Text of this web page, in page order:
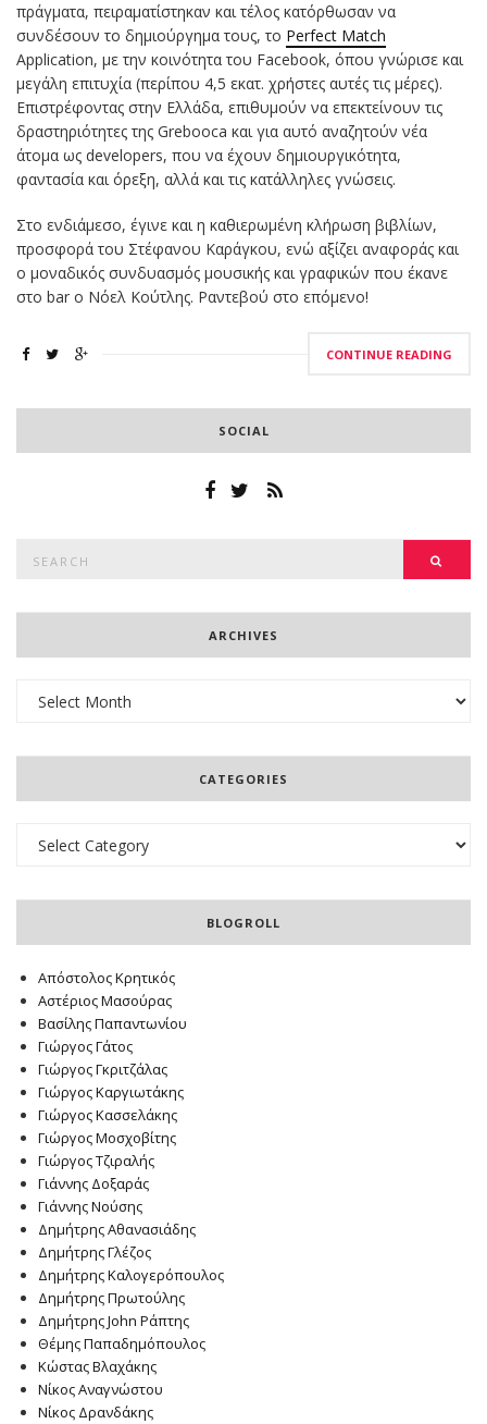
πράγματα, πειραματίστηκαν και τέλος κατόρθωσαν να
συνδέσουν το δημιούργημα τους, το Perfect Match
Application, με την κοινότητα του Facebook, όπου γνώρισε και
μεγάλη επιτυχία (περίπου 4,5 εκατ. χρήστες αυτές τις μέρες).
Επιστρέφοντας στην Ελλάδα, επιθυμούν να επεκτείνουν τις
δραστηριότητες της Grebooca και για αυτό αναζητούν νέα
άτομα ως developers, που να έχουν δημιουργικότητα,
φαντασία και όρεξη, αλλά και τις κατάλληλες γνώσεις.
Στο ενδιάμεσο, έγινε και η καθιερωμένη κλήρωση βιβλίων,
προσφορά του Στέφανου Καράγκου, ενώ αξίζει αναφοράς και
ο μοναδικός συνδυασμός μουσικής και γραφικών που έκανε
στο bar o Νόελ Κούτλης. Ραντεβού στο επόμενο!
CONTINUE READING
SOCIAL
for:
ARCHIVES
CATEGORIES
BLOGROLL
Απόστολος Κρητικός
Αστέριος Μασούρας
Βασίλης Παπαντωνίου
Γιώργος Γάτος
Γιώργος Γκριτζάλας
Γιώργος Καργιωτάκης
Γιώργος Κασσελάκης
Γιώργος Μοσχοβίτης
Γιώργος Τζιραλής
Γιάννης Δοξαράς
Γιάννης Νούσης
Δημήτρης Αθανασιάδης
Δημήτρης Γλέζος
Δημήτρης Καλογερόπουλος
Δημήτρης Πρωτούλης
Δημήτρης John Ράπτης
Θέμης Παπαδημόπουλος
Κώστας Βλαχάκης
Νίκος Αναγνώστου
Νίκος Δρανδάκης